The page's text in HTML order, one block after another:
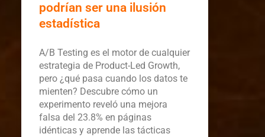
podrían ser una ilusión
estadística
A/B Testing es el motor de cualquier
estrategia de Product-Led Growth,
pero ¿qué pasa cuando los datos te
mienten? Descubre cómo un
experimento reveló una mejora
falsa del 23.8% en páginas
idénticas y aprende las tácticas